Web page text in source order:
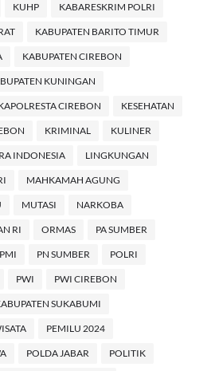
KUHP KABARESKRIM POLRI
KABUPATEN BARITO TIMUR
KABUPATEN CIREBON
KUNINGAN
CIREBON KESEHATAN
KRIMINAL KULINER
INDONESIA LINGKUNGAN
MAHKAMAH AGUNG
MUTASI NARKOBA
RI ORMAS PA SUMBER
PMI PN SUMBER POLRI
PWI PWI CIREBON
SUKABUMI
PEMILU 2024
POLDA JABAR POLITIK